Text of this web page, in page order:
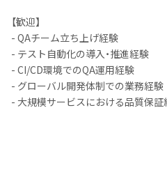
【歓迎】
- QAチーム立ち上げ経験
- テスト自動化の導入・推進経験
- CI/CD環境でのQA運用経験
- グローバル開発体制での業務経験
- 大規模サービスにおける品質保証